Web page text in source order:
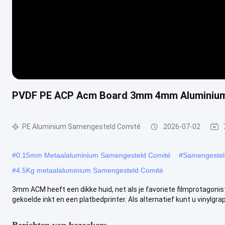
PVDF PE ACP Acm Board 3mm 4mm
PE Aluminium Samengesteld Comité 2026-07-02
#0.15mm Metaalaluminium Samengesteld Comité #
#4.5Kg metaalaluminium Samengesteld Comité
3mm ACM heeft een dikke huid, net als je favoriete
gekoelde inkt en een platbedprinter. Als alternatief kunt u